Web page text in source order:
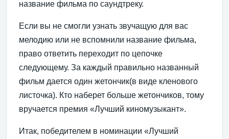
название фильма по саундтреку.
Если вы не смогли узнать звучащую для вас
мелодию или не вспомнили название фильма,
право ответить переходит по цепочке
следующему. За каждый правильно названный
фильм дается один жетончик(в виде кленового
листочка). Кто наберет больше жетончиков, тому
вручается премия «Лучший киномузыкант».
Итак, победителем в номинации «Лучший